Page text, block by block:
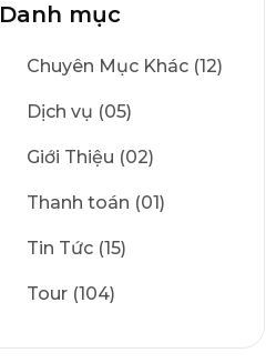
Danh mục
Chuyên Mục Khác (12)
Dịch vụ (05)
Giới Thiệu (02)
Thanh toán (01)
Tin Tức (15)
Tour (104)